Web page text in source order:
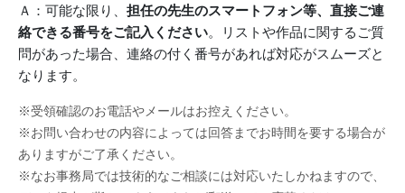
Ａ：可能な限り、 担任の先生のスマートフォン等、直接ご連
絡できる番号をご記入ください。リストや作品に関するご質
問があった場合、連絡の付く番号があれば対応がスムーズと
なります。
※受領確認のお電話やメールはお控えください。
※お問い合わせの内容によっては回答までお時間を要する場合が
ありますがご了承ください。
※なお事務局では技術的なご相談には対応いたしかねますので、